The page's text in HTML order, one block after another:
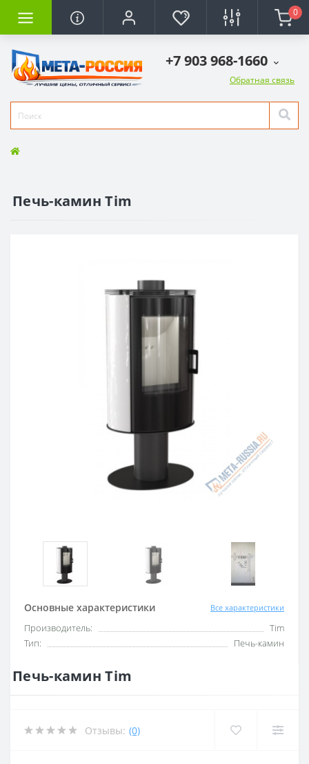
0
+7 903 968-1660
Обратная связь
Печь-камин Tim
Основные характеристики Все характеристики
Производитель:
Tim
Тип:
Печь-камин
Печь-камин Tim
Отзывы: (0)